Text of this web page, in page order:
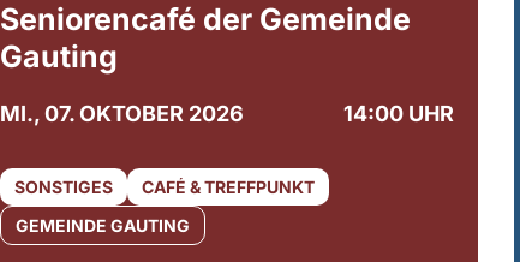
Seniorencafé der Gemeinde
Gauting
MI., 07. OKTOBER 2026 14:00 UHR
SONSTIGES
CAFÉ & TREFFPUNKT
GEMEINDE GAUTING